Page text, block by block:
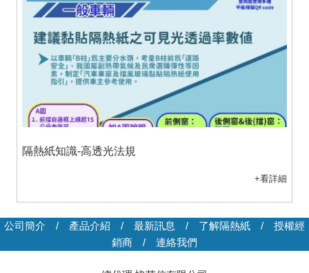
隔熱紙知識-高透光法規
+看詳細
公司簡介 / 產品介紹 / 最新訊息 / 了解隔熱紙 /
授權經
銷商
/ 連絡我們